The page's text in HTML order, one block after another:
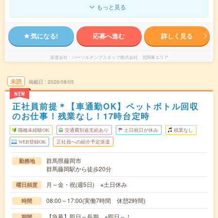
もっと見る
気になる! 応募へ進む 詳しく見る
派遣会社 パーソルテンプスタッフ株式会社 北関東エリア
未読
NEW
掲載日 2026/08/05
正社員前提＊【車通勤OK】ペットボトル回収
のお仕事！残業なし！17時台定時
職種未経験OK 交通費別途支給あり 土日祝日が休み 残業なし
WEB登録OK 正社員への紹介予定派遣
勤務地
群馬県藤岡市
群馬藤岡駅から徒歩20分
曜日頻度 月～金・祝(週5日) ※土日休み
時間 08:00～17:00(実働7時間 休憩2時間)
【急募】即日～長期 ※即日～！